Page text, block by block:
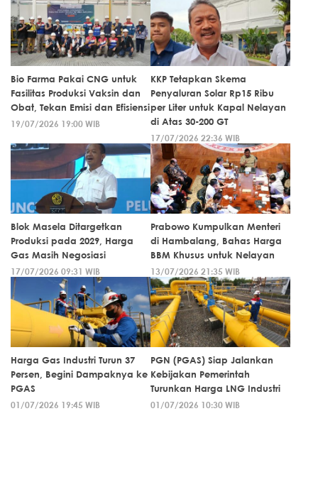
Bio Farma Pakai CNG untuk
Fasilitas Produksi Vaksin dan
Obat, Tekan Emisi dan Efisiensi
19/07/2026 19:00 WIB
KKP Tetapkan Skema
Penyaluran Solar Rp15 Ribu
per Liter untuk Kapal Nelayan
di Atas 30-200 GT
17/07/2026 22:36 WIB
Blok Masela Ditargetkan
Produksi pada 2029, Harga
Gas Masih Negosiasi
17/07/2026 09:31 WIB
Prabowo Kumpulkan Menteri
di Hambalang, Bahas Harga
BBM Khusus untuk Nelayan
13/07/2026 21:35 WIB
Harga Gas Industri Turun 37
Persen, Begini Dampaknya ke
PGAS
01/07/2026 19:45 WIB
PGN (PGAS) Siap Jalankan
Kebijakan Pemerintah
Turunkan Harga LNG Industri
01/07/2026 10:30 WIB